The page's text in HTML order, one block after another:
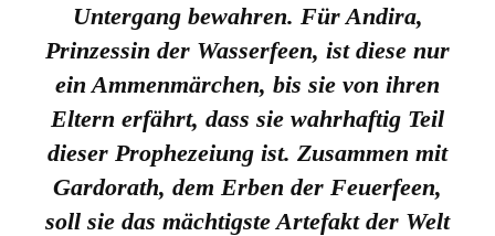
Untergang bewahren. Für Andira,
Prinzessin der Wasserfeen, ist diese nur
ein Ammenmärchen, bis sie von ihren
Eltern erfährt, dass sie wahrhaftig Teil
dieser Prophezeiung ist. Zusammen mit
Gardorath, dem Erben der Feuerfeen,
soll sie das mächtigste Artefakt der Welt